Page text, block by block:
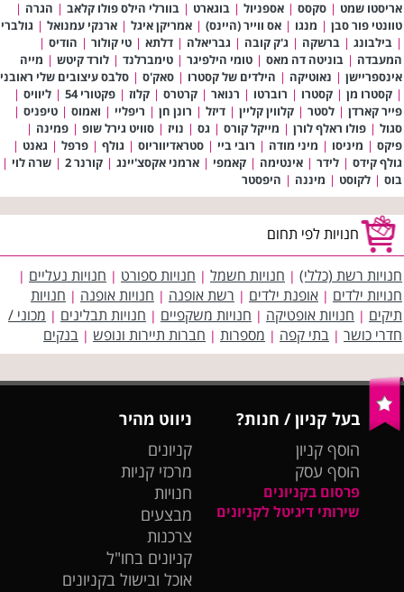
אריסטו שמט | סקסס | אספניול | בוגארט | בוורלי הילס פולו קלאב | הגרה |
טוונטי פור סבן | מנגו | אס ווייר (היינס) | אמריקן איגל | ארנקי עמנואל | גולברי
| בילבונג | ברשקה | ג'ק קובה | גבריאלה | דלתא | טי קולור | הודיס |
המעבדה | בוניטה דה מאס | טומי הילפיגר | טימברלנד | לורד קיטש | מייה
אינספריישן | נאוטיקה | הילדים של קסטרו | סאק'ס | סלבס עיצובים שלי ראובני
| קסטרו מן | קסטרו | רוברטו | רנואר | קרטרס | קלוז | פקטורי 54 | ליוויס |
פייר קארדן | לסטר | קלווין קליין | דיזל | רונן חן | ריפליי | ואמוס | טיפניס |
סגול | פולו ראלף לורן | מייקל קורס | גס | נויז | סוויט גירל שופ | פמינה |
פיקס | מיניסו | מיני מודה | רובי ביי | סטראדיווריוס | גולף | פרפל | גאנט |
גולף קידס | לידר | אינטימה | קאמפי | ארמני אקסצ'יינג | קורנר 2 | שרה לוי |
בוס | לקוסט | מיננה | היפסטר
חנויות לפי תחום
חנויות רשת (כללי) | חנויות חשמל | חנויות ספורט | חנויות נעליים |
חנויות ילדים | אופנת ילדים | רשת אופנה | חנויות אופנה | חנויות
תיקים | חנויות אופטיקה | חנויות משקפיים | חנויות תבלינים | מכוני /
חדרי כושר | בתי קפה | מספרות | חברות תיירות ונופש | בנקים
בעל קניון / חנות?
הוסף קניון
הוסף עסק
פרסום בקניונים
שירותי דיגיטל לקניונים
ניווט מהיר
קניונים
מרכזי קניות
חנויות
מבצעים
צרכנות
קניונים בחו"ל
אוכל ובישול בקניונים